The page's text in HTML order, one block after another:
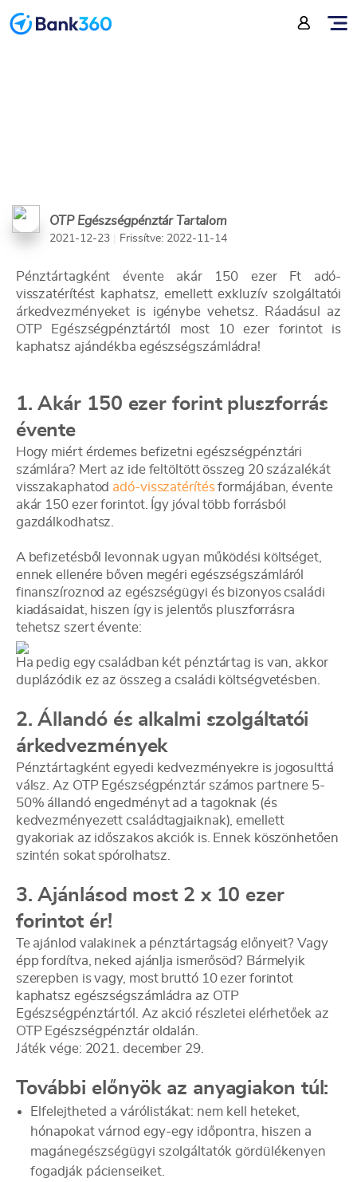
tagság 3 anyagi előnye
OTP Egészségpénztár Tartalom
2021-12-23 Frissítve: 2022-11-14
Pénztártagként évente akár 150 ezer Ft adó-
visszatérítést kaphatsz, emellett exkluzív szolgáltatói
árkedvezményeket is igénybe vehetsz. Ráadásul az
OTP Egészségpénztártól most 10 ezer forintot is
kaphatsz ajándékba egészségszámládra!
1. Akár 150 ezer forint pluszforrás
évente
Hogy miért érdemes befizetni egészségpénztári
számlára? Mert az ide feltöltött összeg 20 százalékát
visszakaphatod adó-visszatérítésformájában, évente
akár 150 ezer forintot. Így jóval több forrásból
gazdálkodhatsz.
A befizetésből levonnak ugyan működési költséget,
ennek ellenére bőven megéri egészségszámláról
finanszíroznod az egészségügyi és bizonyos családi
kiadásaidat, hiszen így is jelentős pluszforrásra
tehetsz szert évente:
Ha pedig egy családban két pénztártag is van, akkor
duplázódik ez az összeg a családi költségvetésben.
2. Állandó és alkalmi szolgáltatói
árkedvezmények
Pénztártagként egyedi kedvezményekre is jogosulttá
válsz. Az OTP Egészségpénztár számos partnere 5-
50% állandó engedményt ad a tagoknak (és
kedvezményezett családtagjaiknak), emellett
gyakoriak az időszakos akciók is. Ennek köszönhetően
szintén sokat spórolhatsz.
3. Ajánlásod most 2 x 10 ezer
forintot ér!
Te ajánlod valakinek a pénztártagság előnyeit? Vagy
épp fordítva, neked ajánlja ismerősöd? Bármelyik
szerepben is vagy, most bruttó 10 ezer forintot
kaphatsz egészségszámládra az OTP
Egészségpénztártól. Az akció részletei elérhetőek az
OTP Egészségpénztár oldalán.
Játék vége: 2021. december 29.
További előnyök az anyagiakon túl:
Elfelejtheted a várólistákat: nem kell heteket,
hónapokat várnod egy-egy időpontra, hiszen a
magánegészségügyi szolgáltatók gördülékenyen
fogadják pácienseiket.